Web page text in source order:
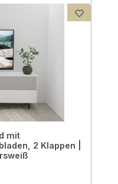
mit
2 Klappen |